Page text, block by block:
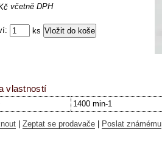
včetně DPH
ks
vlastností
1400 min-1
Zeptat se prodavače Poslat známému